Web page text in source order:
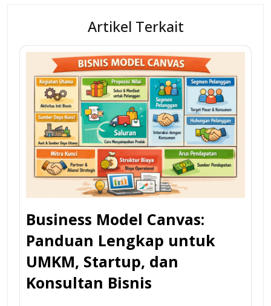
Artikel Terkait
Business Model Canvas:
Panduan Lengkap untuk
UMKM, Startup, dan
Konsultan Bisnis